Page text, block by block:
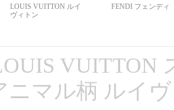
LOUIS VUITTON ルイ
ヴィトン
FENDI フェンディ
VUITTON
ニマル柄 ルイ